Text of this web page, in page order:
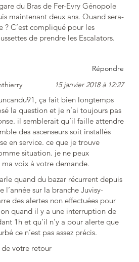
du Bras de Fer-Evry Génopole
maintenant deux ans. Quand sera-
? C’est compliqué pour les
de prendre les Escalators.
Répondre
15 janvier 2018 à 12:27
ça fait bien longtemps
la question et je n’ai toujours pas
il semblerait qu’il faille attendre
des ascenseurs soit installés
en service. ce que je trouve
situation. je ne peux
ma voix à votre demande.
quand du bazar récurrent depuis
l’année sur la branche Juvisy-
des alertes non effectuées pour
quand il y a une interruption de
1h et qu’il n’y a pour alerte que
ce n’est pas assez précis.
votre retour